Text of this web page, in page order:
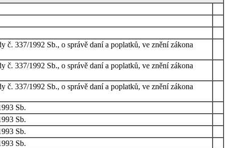
č. 337/1992 Sb., o správě daní a poplatků, ve znění zákona
č. 337/1992 Sb., o správě daní a poplatků, ve znění zákona
č. 337/1992 Sb., o správě daní a poplatků, ve znění zákona
Sb.
Sb.
Sb.
Sb.